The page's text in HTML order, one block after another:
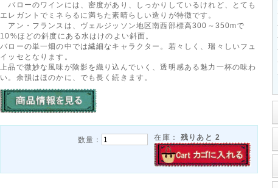
バローのワインには、密度があり、しっかりしているけれど、とても
エレガントでミネらるに満ちた素晴らしい造りが特徴です。
アン・フランスは、ヴェルジッソン地区南西部標高300～350mで
10%ほどの斜度にある水はけのよい斜面。
バローの単一畑の中では繊細なキャラクター。若々しく、瑞々しいフュ
イッセとなります。
上品で微妙な風味が陰影を織り込んでいく、透明感ある魅力一杯の味わ
い。余韻はほのかに、でも長く続きます。
数量： 在庫：残りあと 2